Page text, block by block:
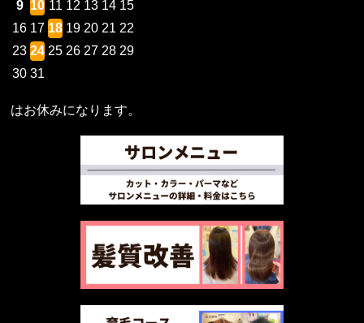
9 10 11 12 13 14 15
16 17 18 19 20 21 22
23 24 25 26 27 28 29
30 31
はお休みになります。